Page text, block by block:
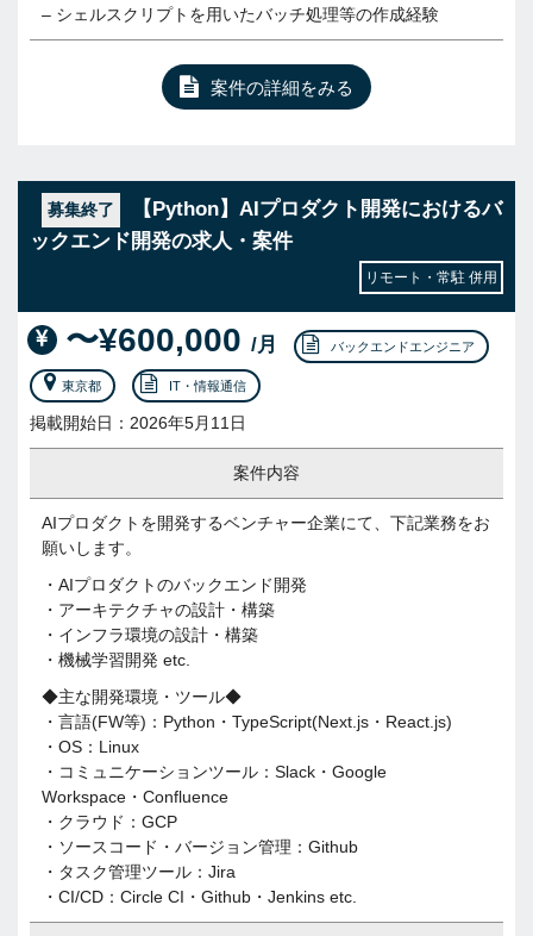
– シェルスクリプトを用いたバッチ処理等の作成経験
案件の詳細をみる
募集終了
【Python】AIプロダクト開発におけるバ
ックエンド開発の求人・案件
リモート・常駐 併用
〜¥600,000 /月 バックエンドエンジニア
東京都 IT・情報通信
掲載開始日：2026年5月11日
案件内容
AIプロダクトを開発するベンチャー企業にて、下記業務をお
願いします。
・AIプロダクトのバックエンド開発
・アーキテクチャの設計・構築
・インフラ環境の設計・構築
・機械学習開発 etc.
◆主な開発環境・ツール◆
・言語(FW等)：Python・TypeScript(Next.js・React.js)
・OS：Linux
・コミュニケーションツール：Slack・Google
Workspace・Confluence
・クラウド：GCP
・ソースコード・バージョン管理：Github
・タスク管理ツール：Jira
・CI/CD：Circle CI・Github・Jenkins etc.